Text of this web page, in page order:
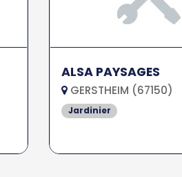
ALSA PAYSAGES
GERSTHEIM (67150)
Jardinier